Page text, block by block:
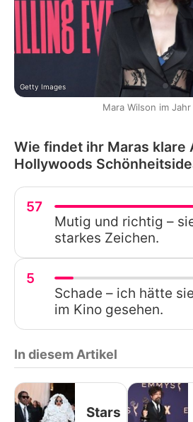
Getty Images
Mara Wilson im Jahr
Wie findet ihr Maras klare
Hollywoods
57
Mutig und richtig –
starkes Zeichen.
5
Schade – ich hätte
im Kino gesehen.
In diesem Artikel
Stars